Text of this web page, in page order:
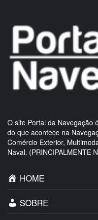
O site Portal da Navegação
do que acontece na
Comércio Exterior,
Naval. (PRINCIPALMENTE
HOME
SOBRE